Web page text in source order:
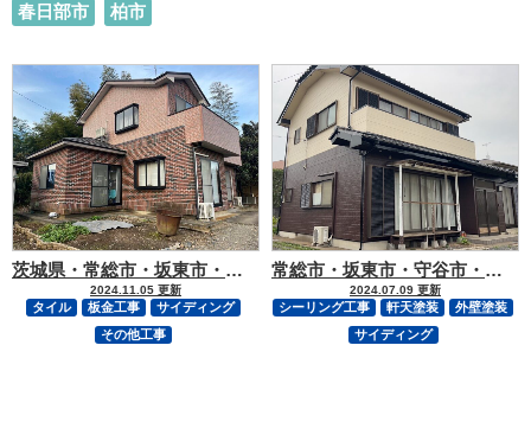
春日部市 柏市
茨城県・常総市・坂東市・守谷市・つくば市・境町の外壁塗装・屋根塗装専門店
2024.11.05 更新
タイル 板金工事
サイディング
その他工事
常総市・坂東市・守谷市・つくば市・境町の外壁塗装・屋根塗装専門店
2024.07.09 更新
シーリング工事 軒天塗装
外壁塗装
サイディング